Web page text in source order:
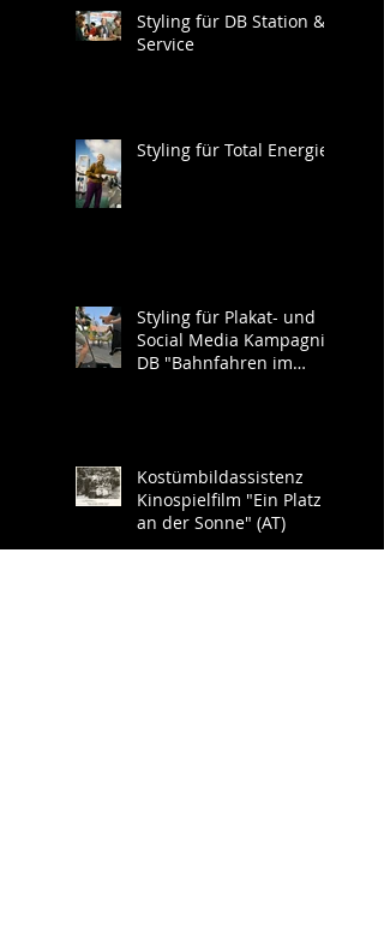
Styling für DB Station &
Service
Styling für Total Energies
Styling für Plakat- und
Social Media Kampagnie
DB "Bahnfahren im
Kostümbildassistenz
Kinospielfilm "Ein Platz
an der Sonne" (AT)